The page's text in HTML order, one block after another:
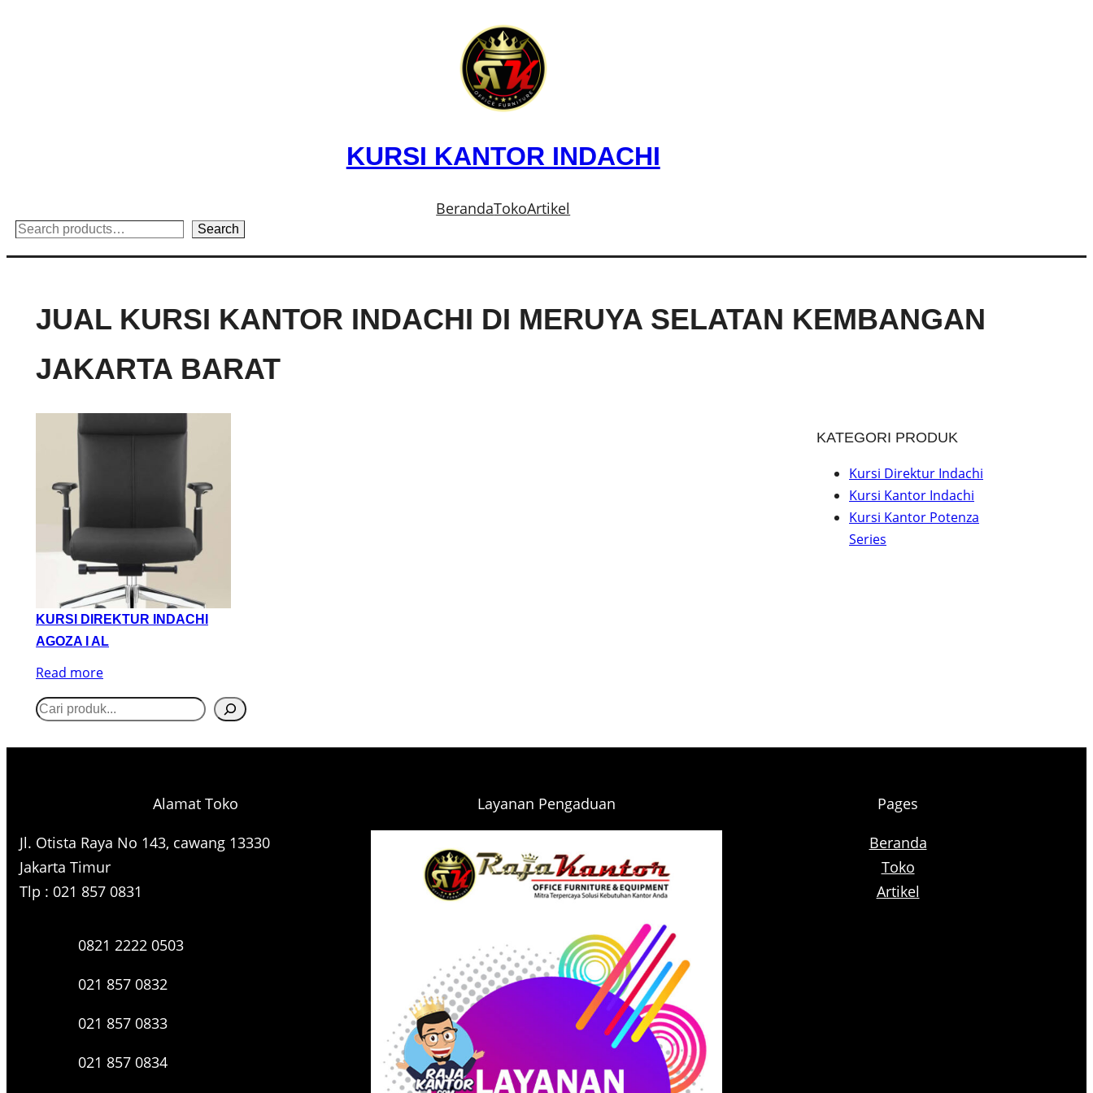
KURSI KANTOR INDACHI
BerandaTokoArtikel
Search
Search
JUAL KURSI KANTOR INDACHI DI MERUYA SELATAN KEMBANGAN
JAKARTA BARAT
KURSI DIREKTUR INDACHI
AGOZA I AL
Read more
S
KATEGORI PRODUK
Kursi Direktur Indachi
Kursi Kantor Indachi
Kursi Kantor Potenza
Series
Alamat Toko
Jl. Otista Raya No 143, cawang 13330
Jakarta Timur
Tlp : 021 857 0831
0821 2222 0503
021 857 0832
021 857 0833
021 857 0834
Layanan Pengaduan
Pages
Beranda
Toko
Artikel